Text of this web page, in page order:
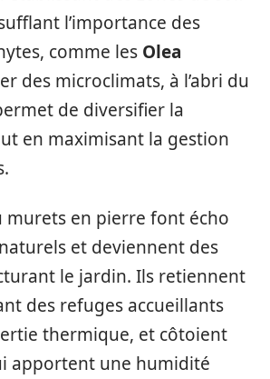
l’importance des
comme les Olea
des microclimats, à l’abri du
de diversifier la
en maximisant la gestion
murets en pierre font écho
et deviennent des
le jardin. Ils retiennent
des refuges accueillants
thermique, et côtoient
apportent une humidité